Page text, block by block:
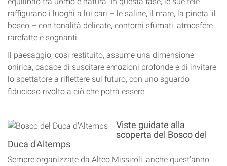
raffigurano i luoghi a lui cari – le saline, il mare, la pineta, il
bosco – con tonalità delicate, contorni sfumati, atmosfere
rarefatte e sognanti.
Il paesaggio, così restituito, assume una dimensione
onirica, capace di suscitare emozioni profonde e di invitare
lo spettatore a riflettere sul futuro, con uno sguardo
fiducioso rivolto a ciò che potrà essere.
Viste guidate alla
scoperta del Bosco del
Duca d'Altemps
Sempre organizzate da Alteo Missiroli, anche quest'anno